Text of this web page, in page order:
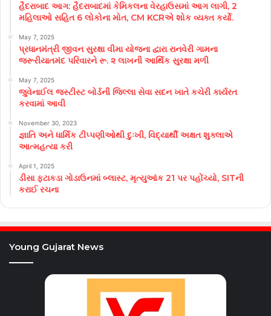
હૈદરાબાદ આગ: હૈદરાબાદમાં કેમિકલના વેરહાઉસમાં આગ લાગી, 2
મહિલાઓ સહિત 6 લોકોના મોત, CM KCRએ શોક વ્યક્ત કર્યો.
May 7, 2025
પ્રધાનમંત્રી જીવન સુરક્ષા વીમા યોજના દ્વારા રાનવેરી ગામના
જરૂરીયાતમંદ પરિવારને રૂ. ૨ લાખની આર્થિક સુરક્ષા મળી
May 7, 2025
જુવેનાઈલ જસ્ટીસ્ટ બોર્ડની જિલ્લા સેવા સદન ખાતે કચેરી કાર્યરત
કરવામાં આવી
November 30, 2023
જ્ઞાતિ અને ધાર્મિક ટીપ્પણીઓથી દુઃખી, વિદ્યાર્થી અક્ષત શુક્લાએ
આત્મહત્યા કરી
April 1, 2025
ડીસા ફટાકડા ગોડાઉનમાં બ્લાસ્ટ, મૃત્યુઆંક 21 પર પહોંચ્યો, SITની
કરાઈ રચના
Young Gujarat News